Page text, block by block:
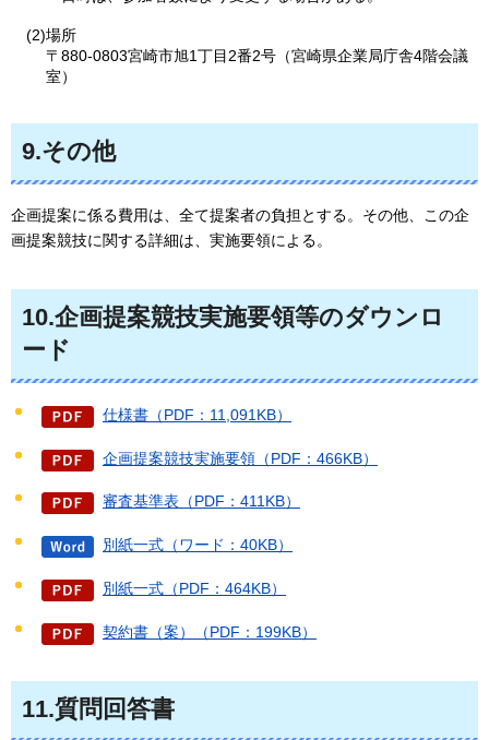
(2)場所
〒880-0803宮崎市旭1丁目2番2号（宮崎県企業局庁舎4階会議
室）
9.その他
企画提案に係る費用は、全て提案者の負担とする。その他、この企
画提案競技に関する詳細は、実施要領による。
10.企画提案競技実施要領等のダウンロ
ード
仕様書（PDF：11,091KB）
企画提案競技実施要領（PDF：466KB）
審査基準表（PDF：411KB）
別紙一式（ワード：40KB）
別紙一式（PDF：464KB）
契約書（案）（PDF：199KB）
11.質問回答書